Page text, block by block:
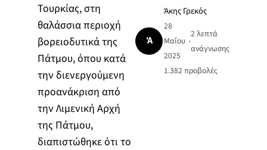
Τουρκίας, στη
θαλάσσια περιοχή
βορειοδυτικά της
Πάτμου, όπου κατά
την διενεργούμενη
προανάκριση από
την Λιμενική Αρχή
της Πάτμου,
διαπιστώθηκε ότι το
Ά
Άκης Γρεκός
28
Μαΐου
2025
•
2 λεπτά
ανάγνωσης
1.382 προβολές